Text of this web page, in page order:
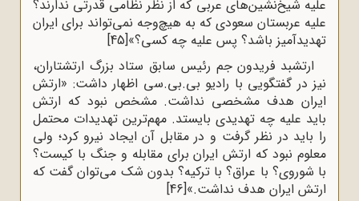
علیه شیخ‌نشین‌های عربی که از نظر نظامی قدرتی ندارند؟
علیه عربستان سعودی که به هیچ‌وجه نمی‌تواند برای ایران
تهدیدآمیز باشد؟ پس علیه چه کسی؟»[45]
ارتشبد فریدون جم رئیس سابق ستاد بزرگ ارتشتاران،
نیز در گفتگویی با رادیو بی.بی.سی اظهار داشت: «ارتش
ایران هدف مشخصی نداشت. مشخص نبود که ارتش
باید علیه چه تهدیدی بایستد. مهم‌ترین تهدیدات محتمل
را باید در نظر گرفت و در مقابل آن ایجاد نیرو کرد؛ ولی
معلوم نبود که ارتش ایران برای مقابله و جنگ با کیست؟
با شوروی؟ با عراق؟ با ترکیه؟ بدون شک می‌توان گفت که
ارتش ایران هدف نداشت.»[46]